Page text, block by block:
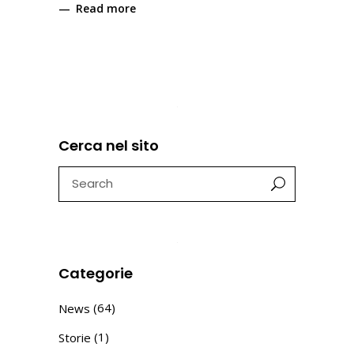
Read more
Cerca nel sito
Categorie
News (64)
Storie (1)